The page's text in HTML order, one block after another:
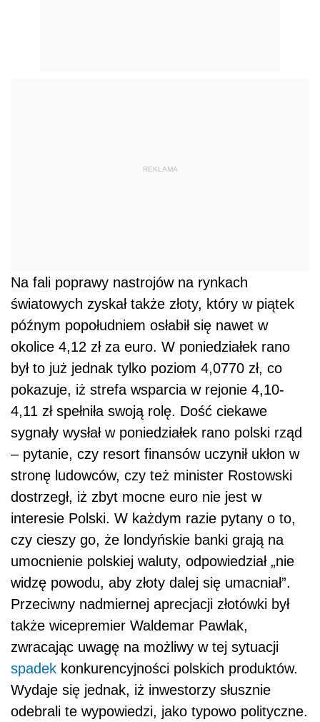
REKLAMA
Na fali poprawy nastrojów na rynkach
światowych zyskał także złoty, który w piątek
późnym popołudniem osłabił się nawet w
okolice 4,12 zł za euro. W poniedziałek rano
był to już jednak tylko poziom 4,0770 zł, co
pokazuje, iż strefa wsparcia w rejonie 4,10-
4,11 zł spełniła swoją rolę. Dość ciekawe
sygnały wysłał w poniedziałek rano polski rząd
– pytanie, czy resort finansów uczynił ukłon w
stronę ludowców, czy też minister Rostowski
dostrzegł, iż zbyt mocne euro nie jest w
interesie Polski. W każdym razie pytany o to,
czy cieszy go, że londyńskie banki grają na
umocnienie polskiej waluty, odpowiedział „nie
widzę powodu, aby złoty dalej się umacniał”.
Przeciwny nadmiernej aprecjacji złotówki był
także wicepremier Waldemar Pawlak,
zwracając uwagę na możliwy w tej sytuacji
spadek konkurencyjności polskich produktów.
Wydaje się jednak, iż inwestorzy słusznie
odebrali te wypowiedzi, jako typowo polityczne.